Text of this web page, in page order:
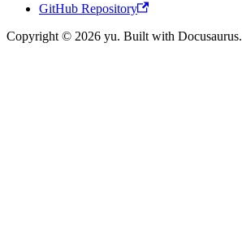
GitHub Repository
Copyright © 2026 yu. Built with Docusaurus.